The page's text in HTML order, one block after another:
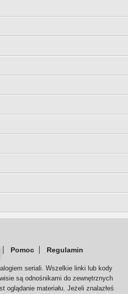
Pomoc Regulamin
seriali. Wszelkie linki lub kody
są odnośnikami do zewnętrznych
oglądanie materiału. Jeżeli znalazłeś